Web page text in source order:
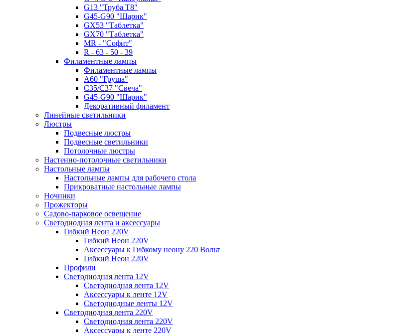
G13 "Труба Т8"
G45-G90 "Шарик"
GX53 "Таблетка"
GX70 "Таблетка"
MR - "Софит"
R - 63 - 50 - 39
Филаментные лампы
Филаментные лампы
A60 "Груша"
C35/C37 "Свеча"
G45-G90 "Шарик"
Декоративный филамент
Линейные светильники
Люстры
Подвесные люстры
Подвесные светильники
Потолочные люстры
Настенно-потолочные светильники
Настольные лампы
Настольные лампы для рабочего стола
Прикроватные настольные лампы
Ночники
Прожекторы
Садово-парковое освещение
Светодиодная лента и аксессуары
Гибкий Неон 220V
Гибкий Неон 220V
Аксессуары к Гибкому неону 220 Вольт
Гибкий Неон 220V
Профили
Светодиодная лента 12V
Светодиодная лента 12V
Аксессуары к ленте 12V
Светодиодные ленты 12V
Светодиодная лента 220V
Светодиодная лента 220V
Аксессуары к ленте 220V